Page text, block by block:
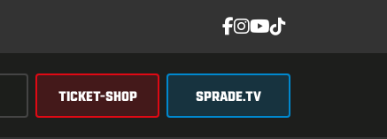
TICKET-SHOP SPRADE.TV